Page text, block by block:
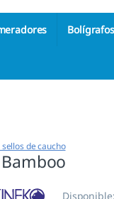
Bolígrafos
de caucho